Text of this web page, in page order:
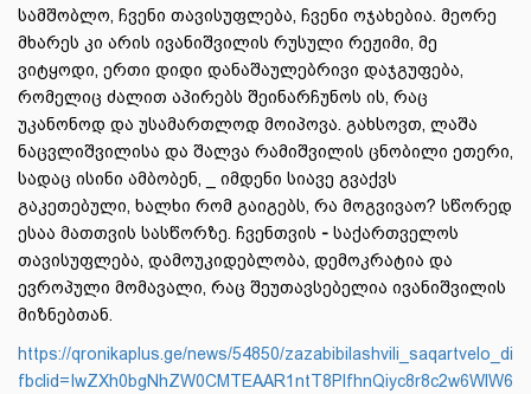
სამშობლო, ჩვენი თავისუფლება, ჩვენი ოჯახებია. მეორე
მხარეს კი არის ივანიშვილის რუსული რეჟიმი, მე
ვიტყოდი, ერთი დიდი დანაშაულებრივი დაჯგუფება,
რომელიც ძალით აპირებს შეინარჩუნოს ის, რაც
უკანონოდ და უსამართლოდ მოიპოვა. გახსოვთ, ლაშა
ნაცვლიშვილისა და შალვა რამიშვილის ცნობილი ეთერი,
სადაც ისინი ამბობენ, _ იმდენი სიავე გვაქვს
გაკეთებული, ხალხი რომ გაიგებს, რა მოგვივაო? სწორედ
ესაა მათთვის სასწორზე. ჩვენთვის - საქართველოს
თავისუფლება, დამოუკიდებლობა, დემოკრატია და
ევროპული მომავალი, რაც შეუთავსებელია ივანიშვილის
მიზნებთან.
https://qronikaplus.ge/news/54850/